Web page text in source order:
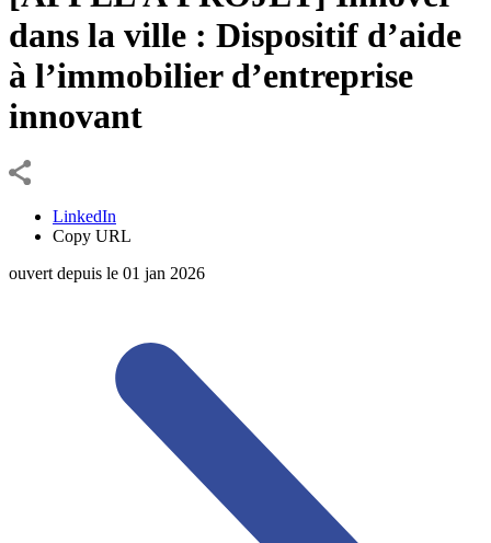
dans la ville : Dispositif d’aide
à l’immobilier d’entreprise
innovant
LinkedIn
Copy URL
ouvert depuis le 01 jan 2026